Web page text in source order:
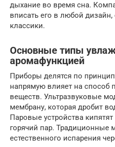
дыхание во время сна.
вписать его в любой
классики.
Основные типы
аромафункцией
Приборы делятся по
напрямую влияет на способ
веществ. Ультразвуковые
мембрану, которая дробит
Паровые устройства
горячий пар. Традиционные
естественного испарения